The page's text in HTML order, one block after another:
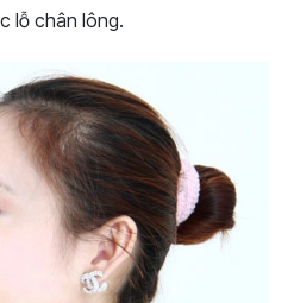
lỗ chân lông.